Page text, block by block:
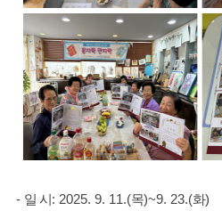
- 일 시: 2025. 9. 11.(목)~9. 23.(화)